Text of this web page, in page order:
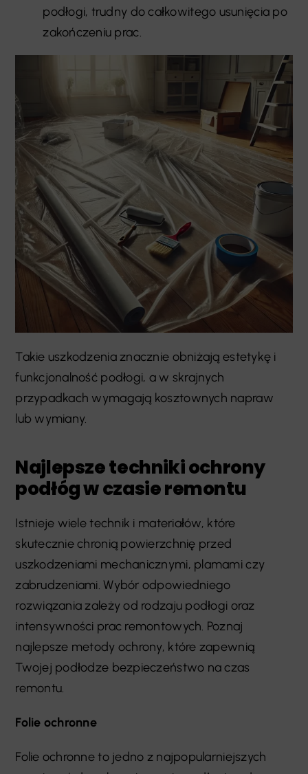
podłogi, trudny do całkowitego usunięcia po
zakończeniu prac.
Takie uszkodzenia znacznie obniżają estetykę i
funkcjonalność podłogi, a w skrajnych
przypadkach wymagają kosztownych napraw
lub wymiany.
Najlepsze techniki ochrony
podłóg w czasie remontu
Istnieje wiele technik i materiałów, które
skutecznie chronią powierzchnię przed
uszkodzeniami mechanicznymi, plamami czy
zabrudzeniami. Wybór odpowiedniego
rozwiązania zależy od rodzaju podłogi oraz
intensywności prac remontowych. Poznaj
najlepsze metody ochrony, które zapewnią
Twojej podłodze bezpieczeństwo na czas
remontu.
Folie ochronne
Folie ochronne to jedno z najpopularniejszych